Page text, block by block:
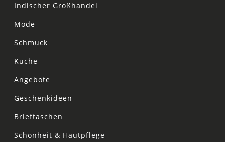
Indischer Großhandel
Mode
Schmuck
Küche
Angebote
Geschenkideen
Brieftaschen
Schönheit & Hautpflege